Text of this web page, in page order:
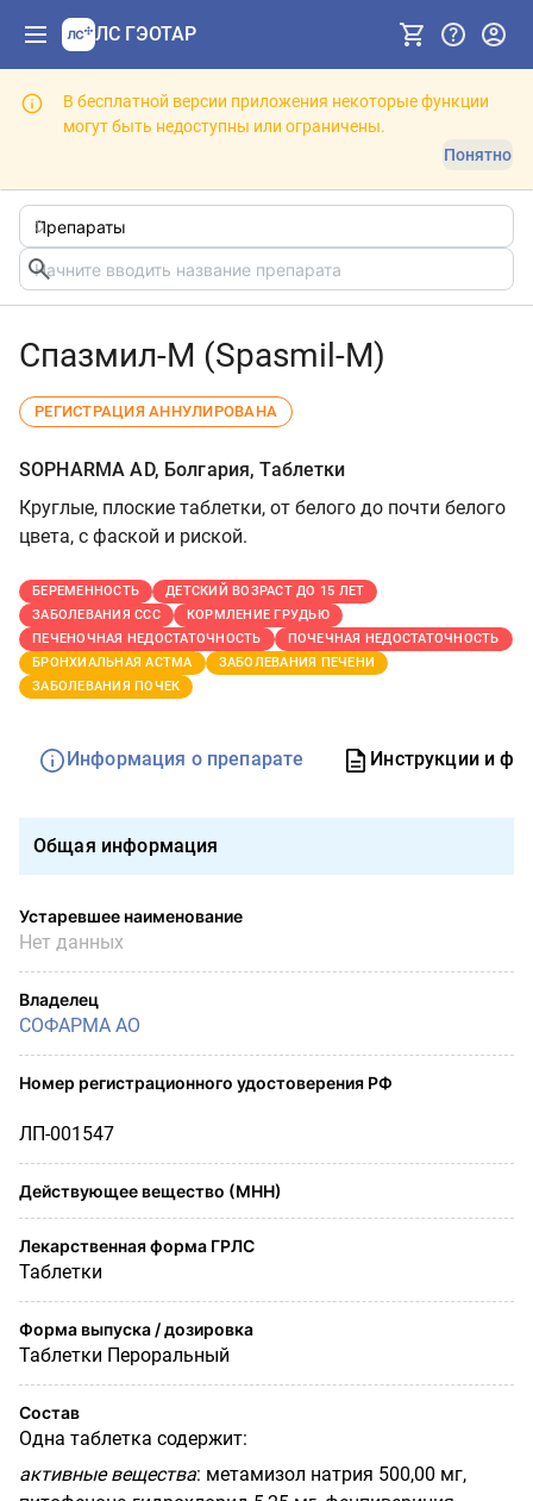
ЛС ГЭОТАР
В бесплатной версии приложения некоторые функции
могут быть недоступны или ограничены.
Понятно
Спазмил-М (Spasmil-M)
РЕГИСТРАЦИЯ АННУЛИРОВАНА
SOPHARMA AD, Болгария, Таблетки
Круглые, плоские таблетки, от белого до почти белого
цвета, с фаской и риской.
БЕРЕМЕННОСТЬ
ДЕТСКИЙ ВОЗРАСТ ДО 15 ЛЕТ
ЗАБОЛЕВАНИЯ ССС
КОРМЛЕНИЕ ГРУДЬЮ
ПЕЧЕНОЧНАЯ НЕДОСТАТОЧНОСТЬ
ПОЧЕЧНАЯ НЕДОСТАТОЧНОСТЬ
БРОНХИАЛЬНАЯ АСТМА
ЗАБОЛЕВАНИЯ ПЕЧЕНИ
ЗАБОЛЕВАНИЯ ПОЧЕК
Информация о препарате Инструкции и
Общая информация
Устаревшее наименование
Нет данных
Владелец
СОФАРМА АО
Номер регистрационного удостоверения РФ
ЛП-001547
Действующее вещество (МНН)
Лекарственная форма ГРЛС
Таблетки
Форма выпуска / дозировка
Таблетки Пероральный
Состав
Одна таблетка содержит:
активные вещества: метамизол натрия 500,00 мг,